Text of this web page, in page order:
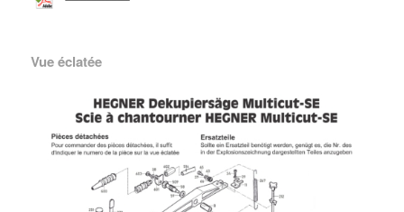
Vue éclatée